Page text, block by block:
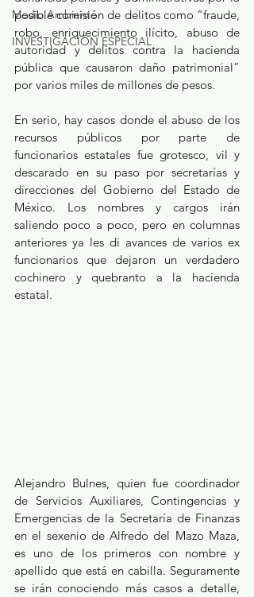
Medio Ambiente
INVESTIGACIÓN ESPECIAL
posible comisión de delitos como “fraude,
robo, enriquecimiento ilícito, abuso de
autoridad y delitos contra la hacienda
pública que causaron daño patrimonial”
por varios miles de millones de pesos.
En serio, hay casos donde el abuso de los
recursos públicos por parte de
funcionarios estatales fue grotesco, vil y
descarado en su paso por secretarías y
direcciones del Gobierno del Estado de
México. Los nombres y cargos irán
saliendo poco a poco, pero en columnas
anteriores ya les di avances de varios ex
funcionarios que dejaron un verdadero
cochinero y quebranto a la hacienda
estatal.
Alejandro Bulnes, quien fue coordinador
de Servicios Auxiliares, Contingencias y
Emergencias de la Secretaría de Finanzas
en el sexenio de Alfredo del Mazo Maza,
es uno de los primeros con nombre y
apellido que está en cabilla. Seguramente
se irán conociendo más casos a detalle,